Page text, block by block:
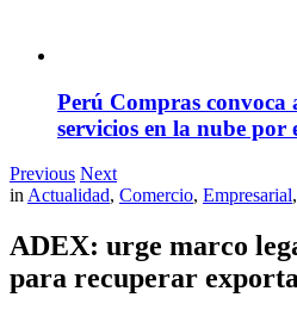
Perú Compras convoca
servicios en la nube por
Previous Next
inActualidad, Comercio, Empresarial,
ADEX: urge marco
para recuperar